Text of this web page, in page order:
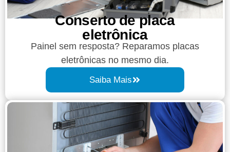
Conserto de placa
eletrônica
Painel sem resposta? Reparamos placas
eletrônicas no mesmo dia.
Saiba Mais